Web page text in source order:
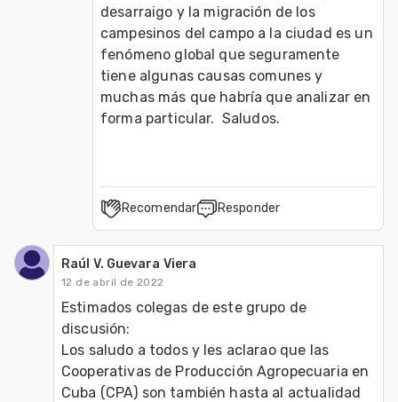
desarraigo y la migración de los
campesinos del campo a la ciudad es un
fenómeno global que seguramente
tiene algunas causas comunes y
muchas más que habría que analizar en
forma particular.  Saludos.
Recomendar Responder
Raúl V. Guevara Viera
12 de abril de 2022
Estimados colegas de este grupo de
discusión:
Los saludo a todos y les aclarao que las
Cooperativas de Producción Agropecuaria en
Cuba (CPA) son también hasta al actualidad